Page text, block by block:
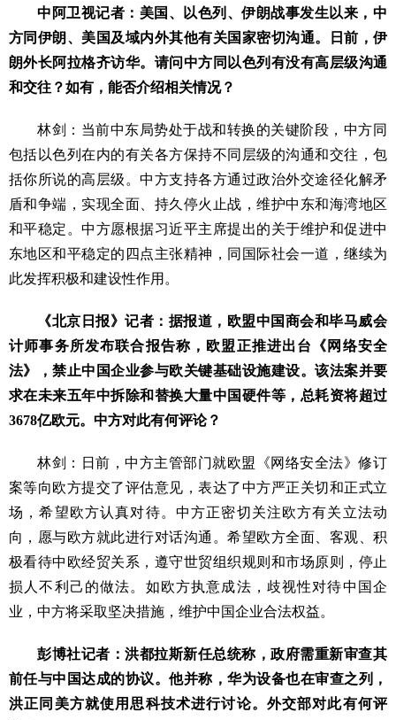
中阿卫视记者：美国、以色列、伊朗战事发生以来，中
方同伊朗、美国及域内外其他有关国家密切沟通。日前，伊
朗外长阿拉格齐访华。请问中方同以色列有没有高层级沟通
和交往？如有，能否介绍相关情况？
林剑：当前中东局势处于战和转换的关键阶段，中方同
包括以色列在内的有关各方保持不同层级的沟通和交往，包
括你所说的高层级。中方支持各方通过政治外交途径化解矛
盾和争端，实现全面、持久停火止战，维护中东和海湾地区
和平稳定。中方愿根据习近平主席提出的关于维护和促进中
东地区和平稳定的四点主张精神，同国际社会一道，继续为
此发挥积极和建设性作用。
《北京日报》记者：据报道，欧盟中国商会和毕马威会
计师事务所发布联合报告称，欧盟正推进出台《网络安全
法》，禁止中国企业参与欧关键基础设施建设。该法案并要
求在未来五年中拆除和替换大量中国硬件等，总耗资将超过
3678亿欧元。中方对此有何评论？
林剑：日前，中方主管部门就欧盟《网络安全法》修订
案等向欧方提交了评估意见，表达了中方严正关切和正式立
场，希望欧方认真对待。中方正密切关注欧方有关立法动
向，愿与欧方就此进行对话沟通。希望欧方全面、客观、积
极看待中欧经贸关系，遵守世贸组织规则和市场原则，停止
损人不利己的做法。如欧方执意成法，歧视性对待中国企
业，中方将采取坚决措施，维护中国企业合法权益。
彭博社记者：洪都拉斯新任总统称，政府需重新审查其
前任与中国达成的协议。他并称，华为设备也在审查之列，
洪正同美方就使用思科技术进行讨论。外交部对此有何评